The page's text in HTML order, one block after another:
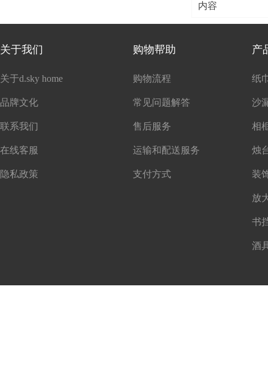
内容
关于我们
关于d.sky home
品牌文化
联系我们
在线客服
隐私政策
购物帮助
购物流程
常见问题解答
售后服务
运输和配送服务
支付方式
产
纸
沙
书
酒